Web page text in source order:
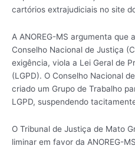
cartórios extrajudiciais no site
A ANOREG-MS argumenta que
Conselho Nacional de Justiça
exigência, viola a Lei Geral de
(LGPD). O Conselho Nacional
criado um Grupo de Trabalho
LGPD, suspendendo
O Tribunal de Justiça de Mato
liminar em favor da ANOREG-